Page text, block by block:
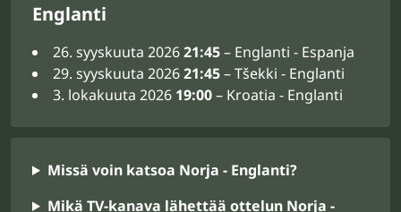
Englanti
26. syyskuuta 202621:45– Englanti - Espanja
29. syyskuuta 202621:45– Tšekki - Englanti
3. lokakuuta 2026 19:00– Kroatia - Englanti
Missä voin katsoa Norja - Englanti?
Mikä TV-kanava lähettää ottelun Norja -